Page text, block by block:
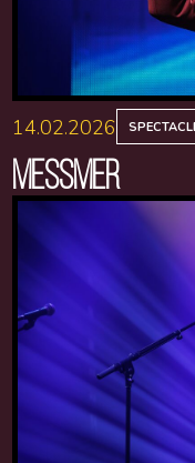
14.02.2026
MESSMER